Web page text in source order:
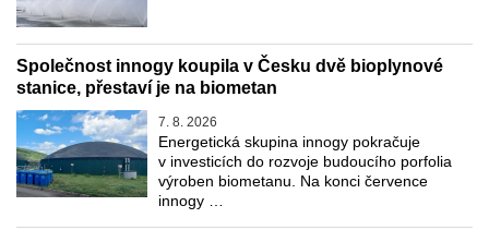
Společnost innogy koupila v Česku dvě bioplynové
stanice, přestaví je na biometan
7. 8. 2026
Energetická skupina innogy pokračuje
v investicích do rozvoje budoucího porfolia
výroben biometanu. Na konci července
innogy …